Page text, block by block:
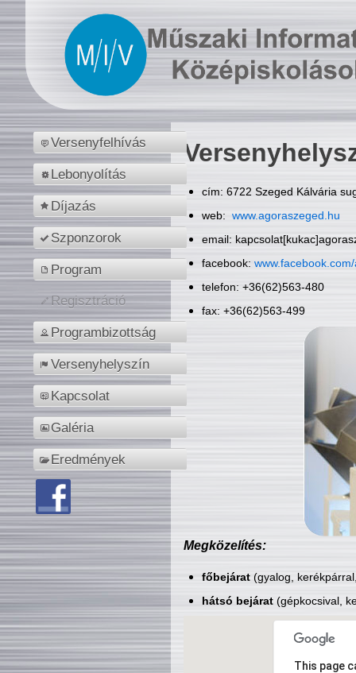
Versenyfelhívás
Lebonyolítás
Díjazás
Szponzorok
Program
Regisztráció
Programbizottság
Versenyhelyszín
Kapcsolat
Galéria
Eredmények
cím: 6722 Szeged Kálvária
web: www.agoraszeged.hu
email:
facebook:
telefon: +36(62)563-480
fax: +36(62)563-499
Megközelítés:
főbejárat(gyalog,
hátsó bejárat(gépkocsival,
This page